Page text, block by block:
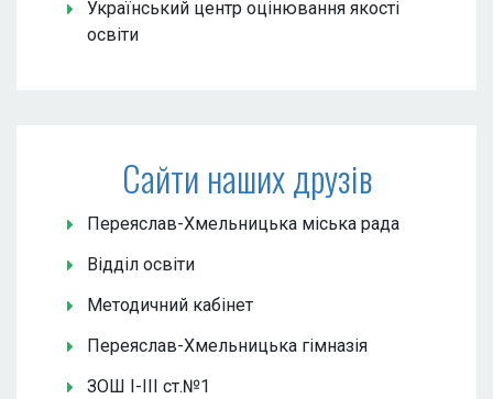
Український центр оцінювання якості
освіти
Сайти наших друзів
Переяслав-Хмельницька міська рада
Відділ освіти
Методичний кабінет
Переяслав-Хмельницька гімназія
ЗОШ І-ІІІ ст.№1